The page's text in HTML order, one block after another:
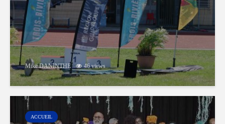
Mike DANINTHE 46 views
ACCUEIL